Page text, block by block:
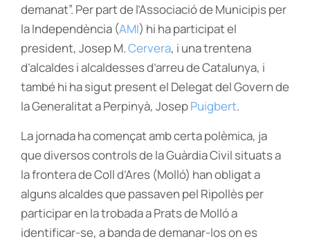
demanat”. Per part de l’Associació de Municipis per
la Independència (AMI) hi ha participat el
president, Josep M.Cervera, i una trentena
d’alcaldes i alcaldesses d’arreu de Catalunya, i
també hi ha sigut present el Delegat del Govern de
la Generalitat a Perpinyà, JosepPuigbert.
La jornada ha començat amb certa polèmica, ja
que diversos controls de la Guàrdia Civil situats a
la frontera de Coll d’Ares (Molló) han obligat a
alguns alcaldes que passaven pel Ripollès per
participar en la trobada a Prats de Molló a
identificar-se, a banda de demanar-los on es